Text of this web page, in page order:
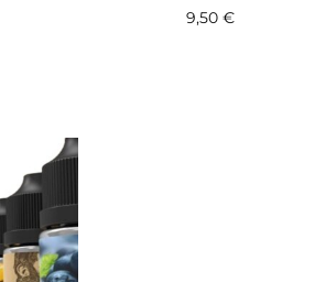
9,50 €